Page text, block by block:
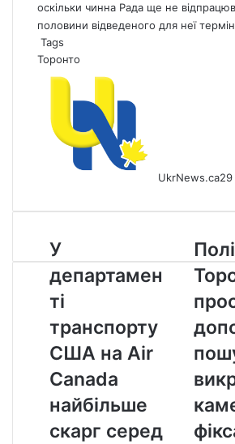
оскільки чинна Рада ще не
половини відведеного для неї
Tags
Торонто
UkrNews.ca
У
департаменті
транспорту
США
на
Air
Canada
найбільше
скарг
серед
іноземних
авіакомпаній
У
департамен
ті
транспорту
США на Air
Canada
найбільше
скарг серед
Поліція
Торонто
просить
в
пошуку
камери
фіксації